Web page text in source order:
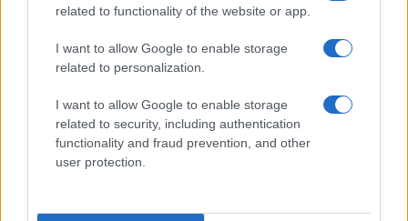
related to functionality of the website or app.
I want to allow Google to enable storage
related to personalization.
I want to allow Google to enable storage
related to security, including authentication
functionality and fraud prevention, and other
user protection.
pubblico. Video